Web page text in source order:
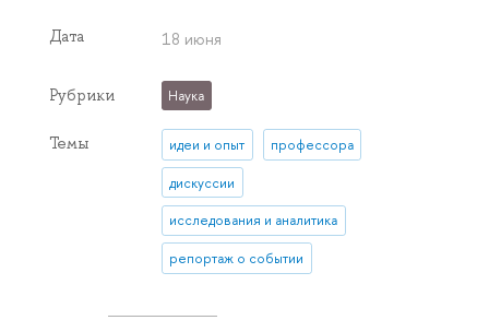
Дата 18 июня
Рубрики Наука
Темы идеи и опыт профессора
дискуссии
исследования и аналитика
репортаж о событии